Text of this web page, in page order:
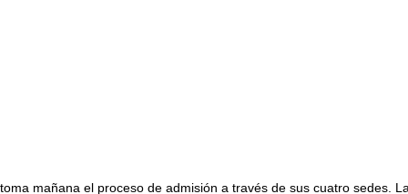
mañana el proceso de admisión a través de sus cuatro sedes.